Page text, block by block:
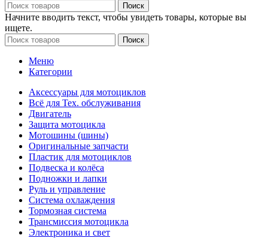
Поиск
Начните вводить текст, чтобы увидеть товары, которые вы
ищете.
Поиск
Меню
Категории
Аксессуары для мотоциклов
Всё для Тех. обслуживания
Двигатель
Защита мотоцикла
Мотошины (шины)
Оригинальные запчасти
Пластик для мотоциклов
Подвеска и колёса
Подножки и лапки
Руль и управление
Система охлаждения
Тормозная система
Трансмиссия мотоцикла
Электроника и свет